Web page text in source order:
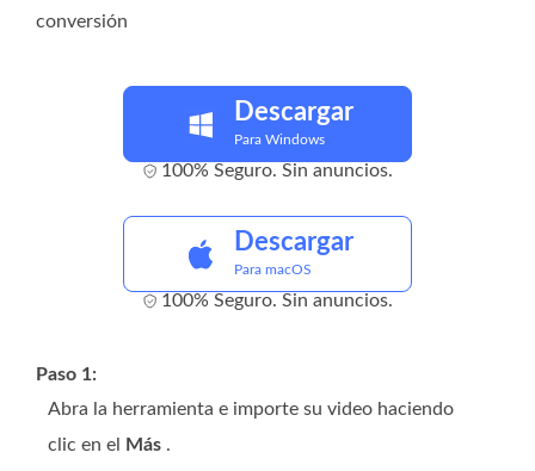
conversión
Descargar
Para Windows
100% Seguro. Sin anuncios.
Descargar
Para macOS
100% Seguro. Sin anuncios.
Paso 1:
Abra la herramienta e importe su video haciendo
clic en el
Más .